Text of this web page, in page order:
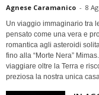
Agnese Caramanico - 8
Un viaggio immaginario tra
pensato come una vera e
romantica agli asteroidi
fino alla “Morte Nera”
viaggiare oltre la Terra e
preziosa la nostra unica casa